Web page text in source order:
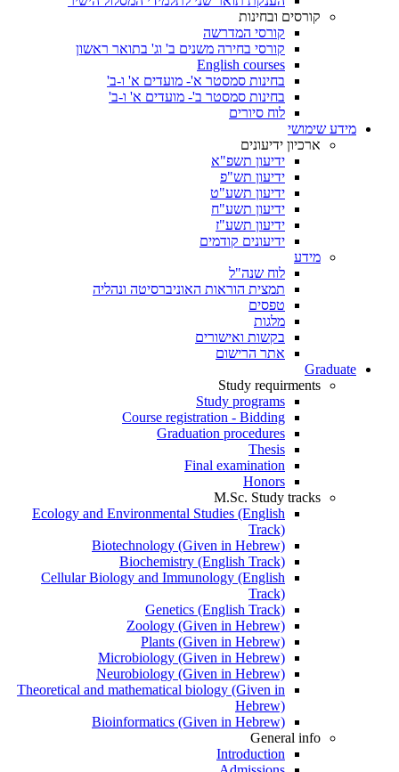
קורסים ובחינות
קורסי המדרשה
קורסי בחירה משנים ב' וג' בתואר ראשון
English courses
בחינות סמסטר א'- מועדים א' ו-ב'
בחינות סמסטר ב'- מועדים א' ו-ב'
לוח סיורים
מידע שימושי
ארכיון ידיעונים
ידיעון תשפ"א
ידיעון תש"פ
ידיעון תשע"ט
ידיעון תשע"ח
ידיעון תשע"ז
ידיעונים קודמים
מידע
לוח שנה"ל
תמצית הוראות האוניברסיטה ונהליה
טפסים
מלגות
בקשות ואישורים
אתר הרישום
Graduate
Study requirments
Study programs
Course registration - Bidding
Graduation procedures
Thesis
Final examination
Honors
M.Sc. Study tracks
Ecology and Environmental Studies (English
Track)
Biotechnology (Given in Hebrew)
Biochemistry (English Track)
Cellular Biology and Immunology (English
Track)
Genetics (English Track)
Zoology (Given in Hebrew)
Plants (Given in Hebrew)
Microbiology (Given in Hebrew)
Neurobiology (Given in Hebrew)
Theoretical and mathematical biology (Given in
Hebrew)
Bioinformatics (Given in Hebrew)
General info
Introduction